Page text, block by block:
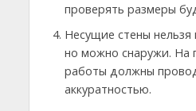
проверять размеры
Несущие стены
но можно снаружи. На
работы должны
аккуратностью.